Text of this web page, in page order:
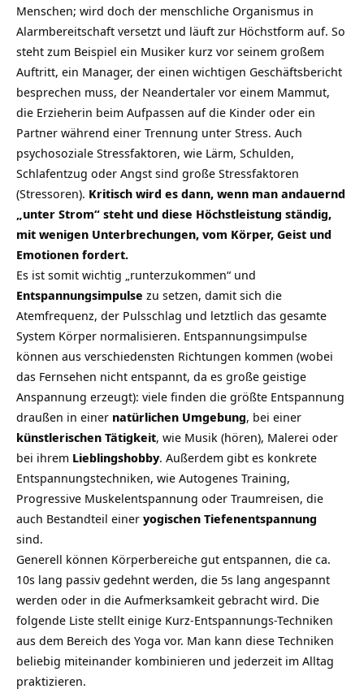
Menschen; wird doch der menschliche Organismus in
Alarmbereitschaft versetzt und läuft zur Höchstform auf. So
steht zum Beispiel ein Musiker kurz vor seinem großem
Auftritt, ein Manager, der einen wichtigen Geschäftsbericht
besprechen muss, der Neandertaler vor einem Mammut,
die Erzieherin beim Aufpassen auf die Kinder oder ein
Partner während einer Trennung unter Stress. Auch
psychosoziale Stressfaktoren, wie Lärm, Schulden,
Schlafentzug oder Angst sind große Stressfaktoren
(Stressoren). Kritisch wird es dann, wenn man andauernd
„unter Strom“ steht und diese Höchstleistung ständig,
mit wenigen Unterbrechungen, vom Körper, Geist und
Emotionen fordert.
Es ist somit wichtig „runterzukommen“ und
Entspannungsimpulse zu setzen, damit sich die
Atemfrequenz, der Pulsschlag und letztlich das gesamte
System Körper normalisieren. Entspannungsimpulse
können aus verschiedensten Richtungen kommen (wobei
das Fernsehen nicht entspannt, da es große geistige
Anspannung erzeugt): viele finden die größte Entspannung
draußen in einer natürlichen Umgebung, bei einer
künstlerischen Tätigkeit, wie Musik (hören), Malerei oder
bei ihrem Lieblingshobby. Außerdem gibt es konkrete
Entspannungstechniken, wie Autogenes Training,
Progressive Muskelentspannung oder Traumreisen, die
auch Bestandteil einer yogischen Tiefenentspannung
sind.
Generell können Körperbereiche gut entspannen, die ca.
10s lang passiv gedehnt werden, die 5s lang angespannt
werden oder in die Aufmerksamkeit gebracht wird. Die
folgende Liste stellt einige Kurz-Entspannungs-Techniken
aus dem Bereich des Yoga vor. Man kann diese Techniken
beliebig miteinander kombinieren und jederzeit im Alltag
praktizieren.